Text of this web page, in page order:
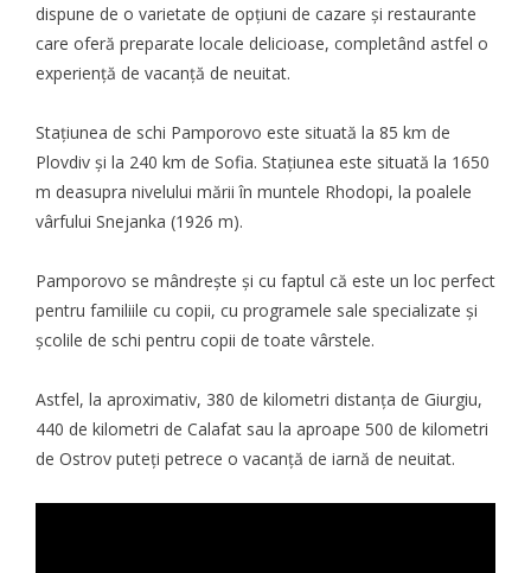
dispune de o varietate de opțiuni de cazare și restaurante
care oferă preparate locale delicioase, completând astfel o
experiență de vacanță de neuitat.
Stațiunea de schi Pamporovo este situată la 85 km de
Plovdiv și la 240 km de Sofia. Stațiunea este situată la 1650
m deasupra nivelului mării în muntele Rhodopi, la poalele
vârfului Snejanka (1926 m).
Pamporovo se mândrește și cu faptul că este un loc perfect
pentru familiile cu copii, cu programele sale specializate și
școlile de schi pentru copii de toate vârstele.
Astfel, la aproximativ, 380 de kilometri distanța de Giurgiu,
440 de kilometri de Calafat sau la aproape 500 de kilometri
de Ostrov puteți petrece o vacanță de iarnă de neuitat.